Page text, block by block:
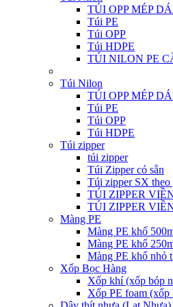
TÚI OPP MÉP
Túi PE
Túi OPP
Túi HDPE
TÚI NILON PE
Túi Nilon
TÚI OPP MÉP
Túi PE
Túi OPP
Túi HDPE
Túi zipper
túi zipper
Túi Zipper có sẵn
Túi zipper SX theo
TÚI ZIPPER
TÚI ZIPPER
Màng PE
Màng PE khổ
Màng PE khổ
Màng PE khổ nhỏ
Xốp Bọc Hàng
Xốp khí (xốp bóp
Xốp PE foam (xốp